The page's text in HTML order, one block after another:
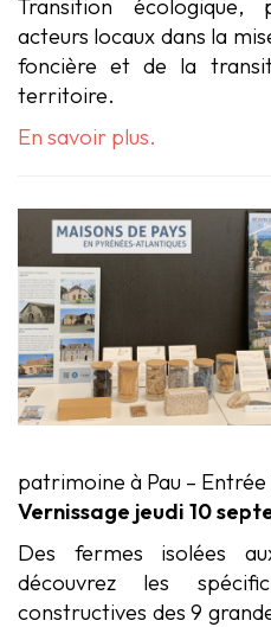
Transition écologique,
acteurs locaux dans la
foncière et de la
territoire.
En savoir plus.
patrimoine à Pau –
Vernissage jeudi 10
Des fermes isolées
découvrez les
constructives des 9